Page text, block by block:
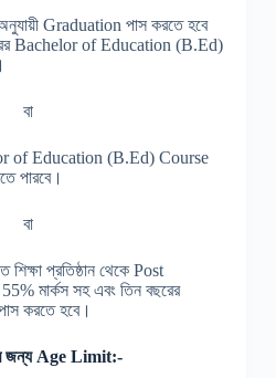
Graduation পাস করতে হবে
Bachelor of Education (B.Ed)
বা
of Education (B.Ed) Course
পারবে।
বা
প্রতিষ্ঠান থেকে Post
মার্কস সহ এবং তিন বছরের
করতে হবে।
জন্য Age Limit:-